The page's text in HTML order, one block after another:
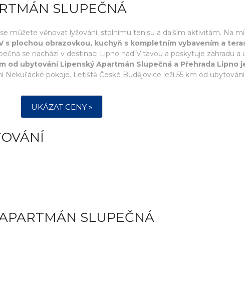
SLUPEČNÁ
můžete věnovat lyžování, stolnímu tenisu a dalším aktivitám. Na
s plochou obrazovkou, kuchyň s kompletním vybavením a
se nachází v destinaci Lipno nad Vltavou a poskytuje zahradu
od ubytování Lipenský Apartmán Slupečná a Přehrada Lipno
pokoje. Letiště České Budějovice leží 55 km od ubytování.
UKÁZAT CENY »
SLUPEČNÁ